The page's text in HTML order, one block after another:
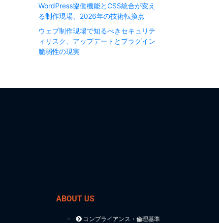
WordPress協働機能とCSS統合が変え
る制作現場、2026年の技術転換点
ウェブ制作現場で知るべきセキュリテ
ィリスク、アップデートとプラグイン
脆弱性の現実
ABOUT US
コンプライアンス・倫理基準